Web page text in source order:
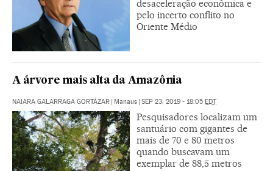
desaceleração econômica e
pelo incerto conflito no
Oriente Médio
A árvore mais alta da Amazônia
NAIARA GALARRAGA GORTÁZAR Manaus SEP 23, 2019 - 18:05 EDT
Pesquisadores localizam um
santuário com gigantes de
mais de 70 e 80 metros
quando buscavam um
exemplar de 88,5 metros